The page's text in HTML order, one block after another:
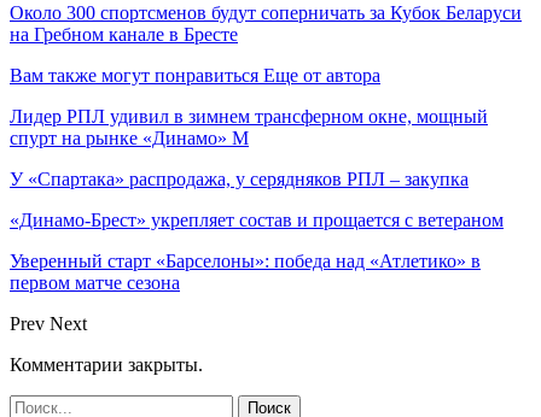
Около 300 спортсменов будут соперничать за Кубок Беларуси
на Гребном канале в Бресте
Вам также могут понравиться Еще от автора
Лидер РПЛ удивил в зимнем трансферном окне, мощный
спурт на рынке «Динамо» М
У «Спартака» распродажа, у серядняков РПЛ – закупка
«Динамо-Брест» укрепляет состав и прощается с ветераном
Уверенный старт «Барселоны»: победа над «Атлетико» в
первом матче сезона
Prev Next
Комментарии закрыты.